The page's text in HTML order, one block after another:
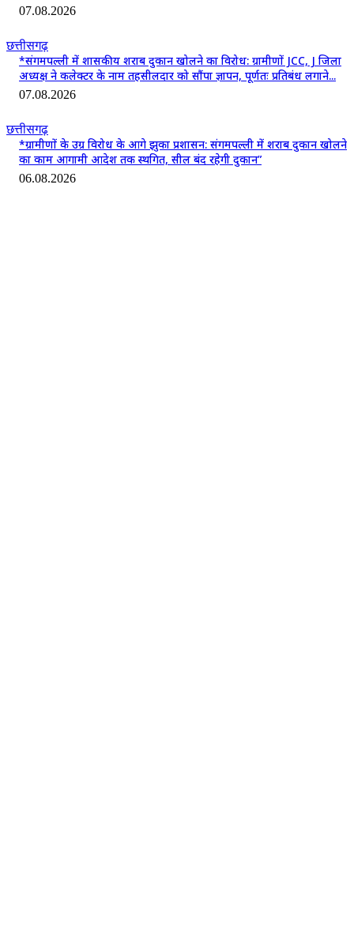
07.08.2026
छत्तीसगढ़
*संगमपल्ली में शासकीय शराब दुकान खोलने का विरोध: ग्रामीणों JCC, J जिला
अध्यक्ष ने कलेक्टर के नाम तहसीलदार को सौंपा ज्ञापन, पूर्णतः प्रतिबंध लगाने...
07.08.2026
छत्तीसगढ़
*ग्रामीणों के उग्र विरोध के आगे झुका प्रशासन: संगमपल्ली में शराब दुकान खोलने
का काम आगामी आदेश तक स्थगित, सील बंद रहेगी दुकान”
06.08.2026